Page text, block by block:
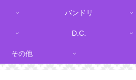
バンドリ
D.C.
その他